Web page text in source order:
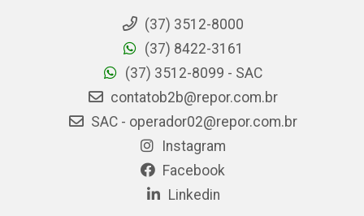
(37) 3512-8000
(37) 8422-3161
(37) 3512-8099 - SAC
contatob2b@repor.com.br
SAC - operador02@repor.com.br
Instagram
Facebook
Linkedin